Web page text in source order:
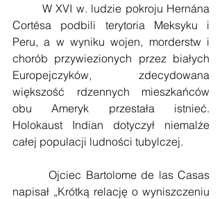
        W XVI w. ludzie pokroju Hernána
Cortésa podbili terytoria Meksyku i
Peru, a w wyniku wojen, morderstw i
chorób przywiezionych przez białych
Europejczyków, zdecydowana
większość rdzennych mieszkańców
obu Ameryk przestała istnieć.
Holokaust Indian dotyczył niemalże
całej populacji ludności tubylczej.
napisał „Krótką relację o wyniszczeniu